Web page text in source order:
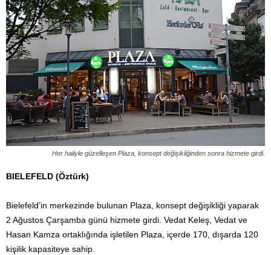
Her haliyle güzelleşen Plaza, konsept değişikliğinden sonra hizmete girdi.
BIELEFELD (Öztürk)
Bielefeld’in merkezinde bulunan Plaza, konsept değişikliği yaparak
2 Ağustos Çarşamba günü hizmete girdi. Vedat Keleş, Vedat ve
Hasan Kamza ortaklığında işletilen Plaza, içerde 170, dışarda 120
kişilik kapasiteye sahip.